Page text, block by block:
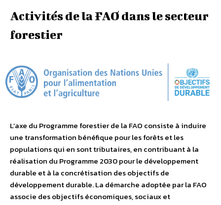
Activités de la FAO dans le secteur
forestier
L’axe du Programme forestier de la FAO consiste à induire
une transformation bénéfique pour les forêts et les
populations qui en sont tributaires, en contribuant à la
réalisation du Programme 2030 pour le développement
durable et à la concrétisation des objectifs de
développement durable. La démarche adoptée par la FAO
associe des objectifs économiques, sociaux et